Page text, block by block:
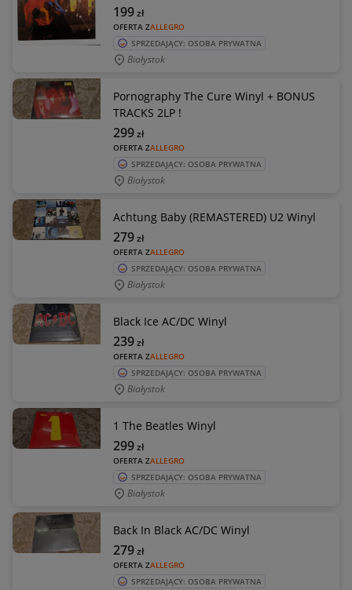
OFERTA ZALLEGRO
199zł
SPRZEDAJĄCY: OSOBA PRYWATNA
Białystok
Pornography The Cure Winyl + BONUS
TRACKS 2LP !
OFERTA ZALLEGRO
299zł
SPRZEDAJĄCY: OSOBA PRYWATNA
Białystok
Achtung Baby (REMASTERED) U2 Winyl
OFERTA ZALLEGRO
279zł
SPRZEDAJĄCY: OSOBA PRYWATNA
Białystok
Black Ice AC/DC Winyl
OFERTA ZALLEGRO
239zł
SPRZEDAJĄCY: OSOBA PRYWATNA
Białystok
1 The Beatles Winyl
OFERTA ZALLEGRO
299zł
SPRZEDAJĄCY: OSOBA PRYWATNA
Białystok
Back In Black AC/DC Winyl
OFERTA ZALLEGRO
279zł
SPRZEDAJĄCY: OSOBA PRYWATNA